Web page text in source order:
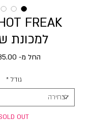
למכונת
החל מ- ₪
גודל *
OUT